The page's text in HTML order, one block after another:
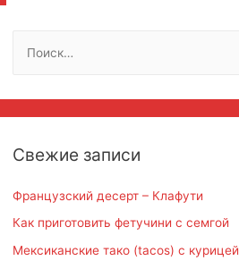
:Свежие записи
Французский десерт – Клафути
Как приготовить фетучини с семгой
Мексиканские тако (tacos) с курицей